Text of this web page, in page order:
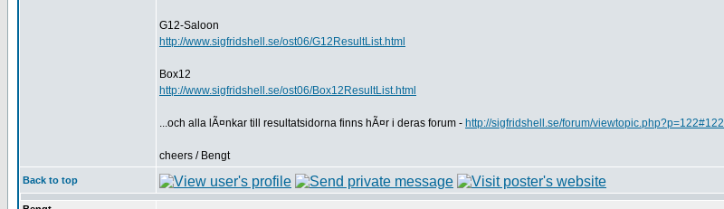
G12-Saloon
http://www.sigfridshell.se/ost06/G12ResultList.html
Box12
http://www.sigfridshell.se/ost06/Box12ResultList.html
...och alla lÃ¤nkar till resultatsidorna finns hÃ¤r i deras forum - http://sigfridshell.se/forum/viewtopic.php?p=122#122
cheers / Bengt
Back to top